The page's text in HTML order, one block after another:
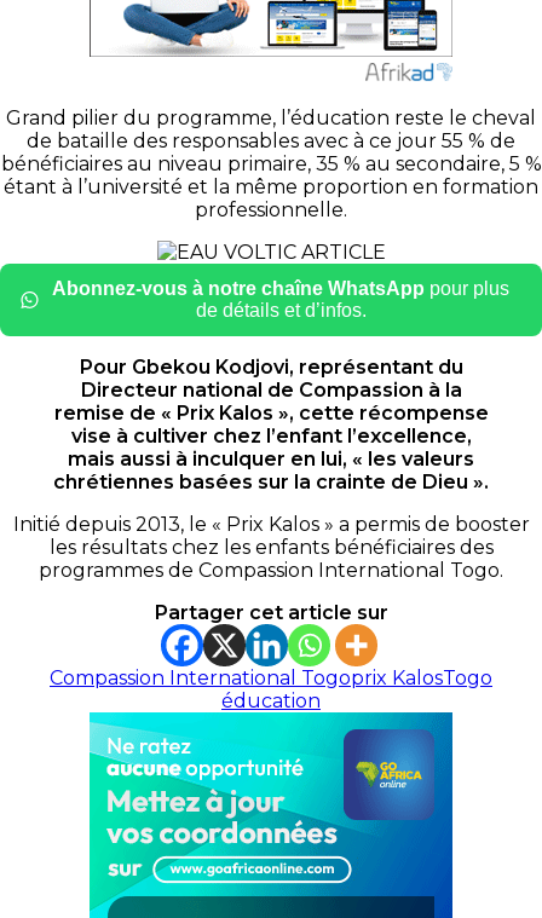
Grand pilier du programme, l’éducation reste le cheval
de bataille des responsables avec à ce jour 55 % de
bénéficiaires au niveau primaire, 35 % au secondaire, 5 %
étant à l’université et la même proportion en formation
professionnelle.
Abonnez-vous à notre chaîne WhatsApp pour plus
de détails et d’infos.
Pour Gbekou Kodjovi, représentant du
Directeur national de Compassion à la
remise de « Prix Kalos », cette récompense
vise à cultiver chez l’enfant l’excellence,
mais aussi à inculquer en lui, « les valeurs
chrétiennes basées sur la crainte de Dieu ».
Initié depuis 2013, le « Prix Kalos» a permis de booster
les résultats chez les enfants bénéficiaires des
programmes de Compassion International Togo.
Partager cet article sur
Compassion International Togoprix KalosTogo
éducation